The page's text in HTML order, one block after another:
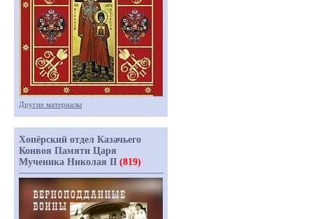
Другие материалы
Хопёрский отдел Казачьего
Конвоя Памяти Царя
Мученика Николая II (819)